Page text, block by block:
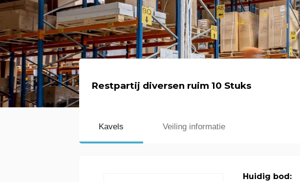
Restpartij diversen ruim 10 Stuks
Kavels Veiling informatie
Huidig bod: